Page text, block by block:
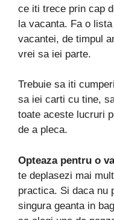
ce iti trece prin cap
la vacanta. Fa o
vacantei, de timpul
vrei sa iei parte.
Trebuie sa iti
sa iei carti cu tine,
toate aceste lucruri
de a pleca.
Opteaza pentru o
te deplasezi mai
practica. Si daca nu
singura geanta in